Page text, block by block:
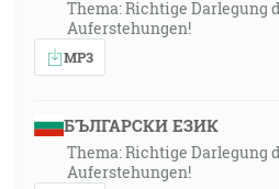
Thema: Richtige Darlegung
Auferstehungen!
MP3
БЪЛГАРСКИ ЕЗИК
Thema: Richtige Darlegung
Auferstehungen!